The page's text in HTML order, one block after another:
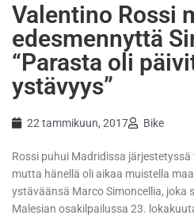
Valentino Rossi
edesmennyttä
“Parasta oli
ystävyys”
22 tammikuun, 2017 Bike
Rossi puhui Madridissa
mutta hänellä oli aikaa muistella
ystäväänsä Marco Simoncellia, joka
Malesian osakilpailussa 23.